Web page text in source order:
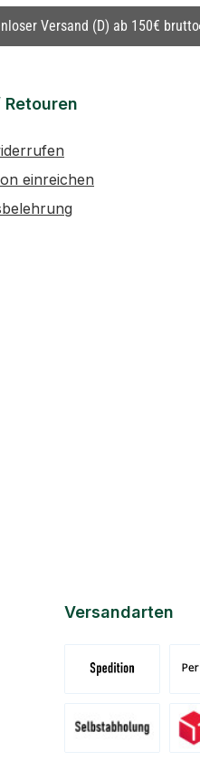
Versand (D) ab 150€ brutto
einreichen
Versandarten